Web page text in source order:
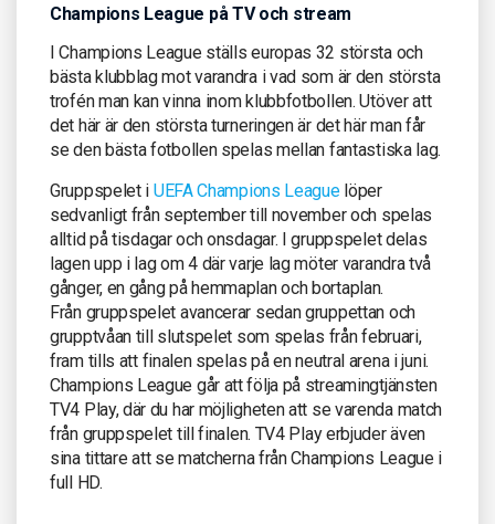
Champions League på TV och stream
I Champions League ställs europas 32 största och
bästa klubblag mot varandra i vad som är den största
trofén man kan vinna inom klubbfotbollen. Utöver att
det här är den största turneringen är det här man får
se den bästa fotbollen spelas mellan fantastiska lag.
Gruppspelet i UEFA Champions Leaguelöper
sedvanligt från september till november och spelas
alltid på tisdagar och onsdagar. I gruppspelet delas
lagen upp i lag om 4 där varje lag möter varandra två
gånger, en gång på hemmaplan och bortaplan.
Från gruppspelet avancerar sedan gruppettan och
grupptvåan till slutspelet som spelas från februari,
fram tills att finalen spelas på en neutral arena i juni.
Champions League går att följa på streamingtjänsten
TV4 Play, där du har möjligheten att se varenda match
från gruppspelet till finalen. TV4 Play erbjuder även
sina tittare att se matcherna från Champions League i
full HD.